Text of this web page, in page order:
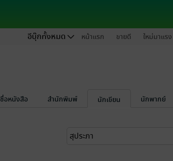
อีบุ๊กทั้งหมด หน้าแรก ขายดี ใหม่มาแรง
ชื่อหนังสือ สำนักพิมพ์ นักเขียน
นักพากย์